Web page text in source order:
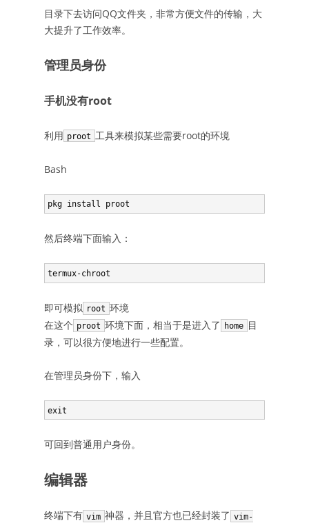
目录下去访问QQ文件夹，非常方便文件的传输，大
大提升了工作效率。
管理员身份
手机没有root
利用 proot 工具来模拟某些需要root的环境
Bash
然后终端下面输入：
即可模拟 root 环境
在这个 proot 环境下面，相当于是进入了 home 目
录，可以很方便地进行一些配置。
在管理员身份下，输入
可回到普通用户身份。
编辑器
终端下有 vim 神器，并且官方也已经封装了 vim-